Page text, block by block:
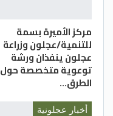
مركز الأميرة بسمة
للتنمية/عجلون وزراعة
عجلون ينفذان ورشة
توعوية متخصصة حول
الطرق…
أخبار عجلونية